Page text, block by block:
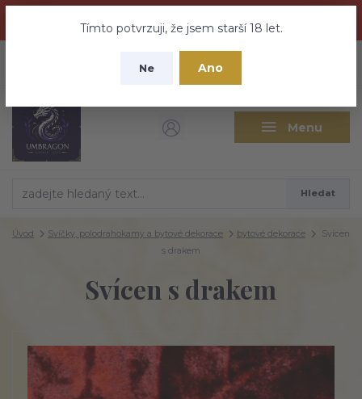
nebuďte vyděšeni zde najdete vše a ještě mnohem víc
Tímto potvrzuji, že jsem starší 18 let.
Ne Ano
Menu
CZK
Hledat
Úvod Svíčky, polodrahokamy a bytové dekorace bytové dekorace
Svícen
s drakem
Svícen s drakem